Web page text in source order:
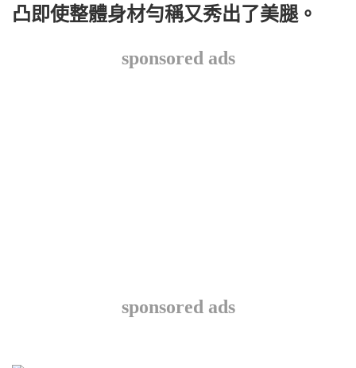
凸即使整體身材勻稱又秀出了美腿。
sponsored ads
sponsored ads